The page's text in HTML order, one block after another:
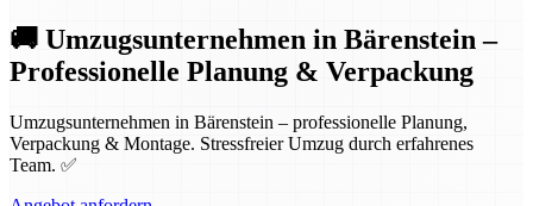
🚚 Umzugsunternehmen in Bärenstein –
Professionelle Planung & Verpackung
Umzugsunternehmen in Bärenstein – professionelle Planung,
Verpackung & Montage. Stressfreier Umzug durch erfahrenes
Team. ✅